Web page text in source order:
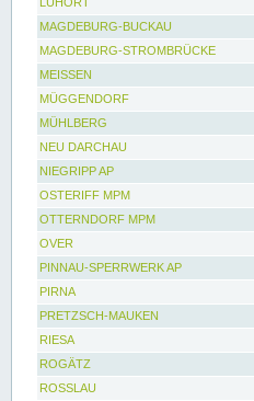
MAGDEBURG-BUCKAU
MAGDEBURG-STROMBRÜCKE
MEISSEN
MÜGGENDORF
MÜHLBERG
NEU DARCHAU
NIEGRIPP AP
OSTERIFF MPM
OTTERNDORF MPM
OVER
PINNAU-SPERRWERK AP
PIRNA
PRETZSCH-MAUKEN
RIESA
ROGÄTZ
ROSSLAU